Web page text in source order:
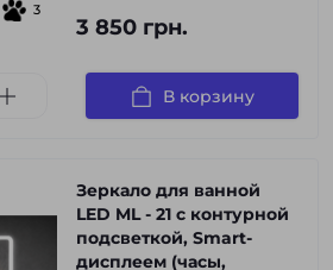
3
3 850 грн.
В корзину
Зеркало для ванной
LED ML - 21 с контурной
подсветкой, Smart-
дисплеем (часы,